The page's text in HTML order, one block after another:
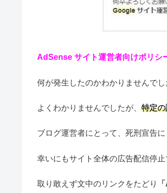
AdSense サイト運営者向けポリシ
何が発生したのかわかりませんで
よくわかりませんでしたが、 特定
ブログ運営者にとって、死刑宣告
幸いにもサイト全体の広告配信停
取り敢えず文中のリンクをたどり